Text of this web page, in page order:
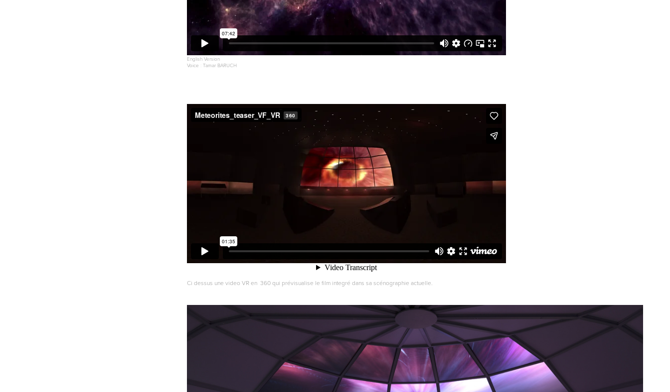
English Version
Voice : Tamar BARUCH
Ci dessus une video VR en 360 qui prévisualise le film integré dans sa scénographie actuelle.